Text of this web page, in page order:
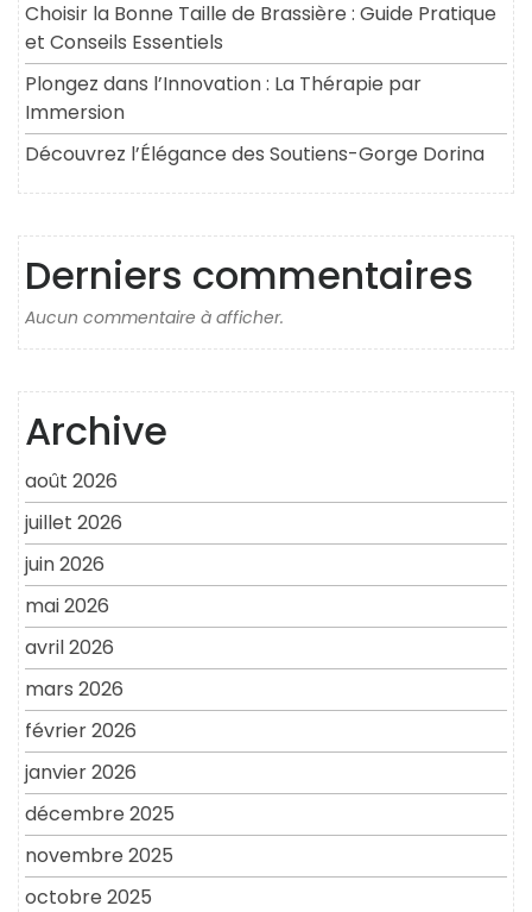
Choisir la Bonne Taille de Brassière : Guide Pratique
et Conseils Essentiels
Plongez dans l’Innovation : La Thérapie par
Immersion
Découvrez l’Élégance des Soutiens-Gorge Dorina
Derniers commentaires
Aucun commentaire à afficher.
Archive
août 2026
juillet 2026
juin 2026
mai 2026
avril 2026
mars 2026
février 2026
janvier 2026
décembre 2025
novembre 2025
octobre 2025